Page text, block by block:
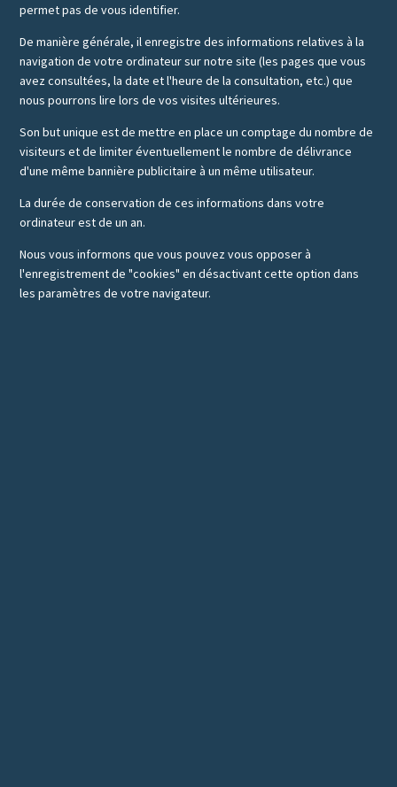
permet pas de vous identifier.
De manière générale, il enregistre des informations relatives à la
navigation de votre ordinateur sur notre site (les pages que vous
avez consultées, la date et l'heure de la consultation, etc.) que
nous pourrons lire lors de vos visites ultérieures.
Son but unique est de mettre en place un comptage du nombre de
visiteurs et de limiter éventuellement le nombre de délivrance
d'une même bannière publicitaire à un même utilisateur.
La durée de conservation de ces informations dans votre
ordinateur est de un an.
Nous vous informons que vous pouvez vous opposer à
l'enregistrement de "cookies" en désactivant cette option dans
les paramètres de votre navigateur.